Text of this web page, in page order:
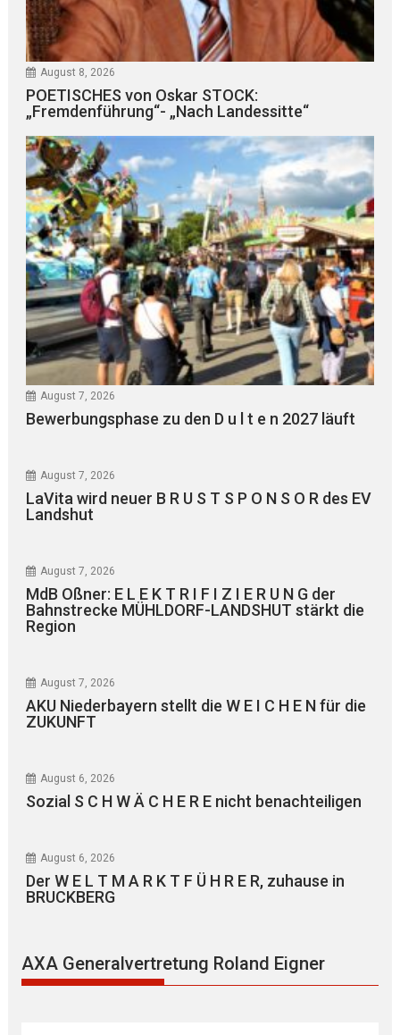
August 8, 2026
POETISCHES von Oskar STOCK:
„Fremdenführung“- „Nach Landessitte“
August 7, 2026
Bewerbungsphase zu den D u l t e n 2027 läuft
August 7, 2026
LaVita wird neuer B R U S T S P O N S O R des EV
Landshut
August 7, 2026
MdB Oßner: E L E K T R I F I Z I E R U N G der
Bahnstrecke MÜHLDORF-LANDSHUT stärkt die
Region
August 7, 2026
AKU Niederbayern stellt die W E I C H E N für die
ZUKUNFT
August 6, 2026
Sozial S C H W Ä C H E R E nicht benachteiligen
August 6, 2026
Der W E L T M A R K T F Ü H R E R, zuhause in
BRUCKBERG
AXA Generalvertretung Roland Eigner